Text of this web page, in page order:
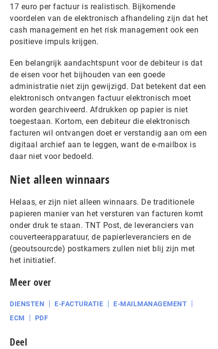
17 euro per factuur is realistisch. Bijkomende
voordelen van de elektronisch afhandeling zijn dat het
cash management en het risk management ook een
positieve impuls krijgen.
Een belangrijk aandachtspunt voor de debiteur is dat
de eisen voor het bijhouden van een goede
administratie niet zijn gewijzigd. Dat betekent dat een
elektronisch ontvangen factuur elektronisch moet
worden gearchiveerd. Afdrukken op papier is niet
toegestaan. Kortom, een debiteur die elektronisch
facturen wil ontvangen doet er verstandig aan om een
digitaal archief aan te leggen, want de e-mailbox is
daar niet voor bedoeld.
Niet alleen winnaars
Helaas, er zijn niet alleen winnaars. De traditionele
papieren manier van het versturen van facturen komt
onder druk te staan. TNT Post, de leveranciers van
couverteerapparatuur, de papierleveranciers en de
(geoutsourcde) postkamers zullen niet blij zijn met
het initiatief.
Meer over
DIENSTEN E-FACTURATIE
E-MAILMANAGEMENT
ECM
PDF
Deel